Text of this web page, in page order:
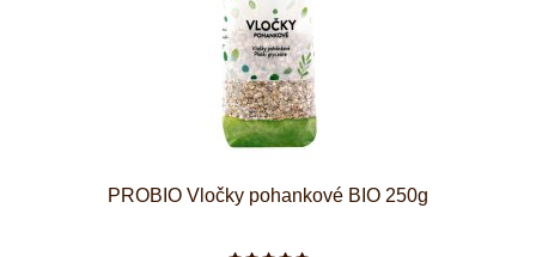
PROBIO Vločky pohankové BIO 250g